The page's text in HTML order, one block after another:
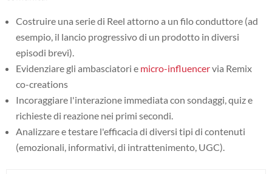
Costruire una serie di Reel attorno a un filo conduttore (ad
esempio, il lancio progressivo di un prodotto in diversi
episodi brevi).
Evidenziare gli ambasciatori e micro-influencervia Remix
co-creations
Incoraggiare l'interazione immediata con sondaggi, quiz e
richieste di reazione nei primi secondi.
Analizzare e testare l'efficacia di diversi tipi di contenuti
(emozionali, informativi, di intrattenimento, UGC).